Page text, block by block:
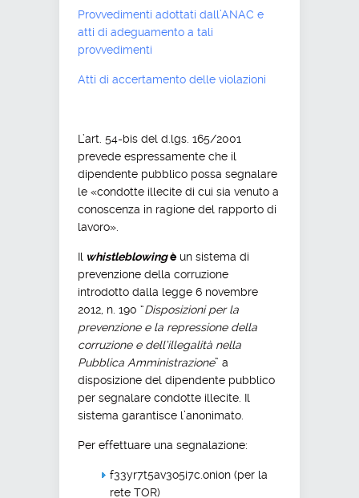
Provvedimenti adottati dall’ANAC e
atti di adeguamento a tali
provvedimenti
Atti di accertamento delle violazioni
L’art. 54-bis del d.lgs. 165/2001
prevede espressamente che il
dipendente pubblico possa segnalare
le «condotte illecite di cui sia venuto a
conoscenza in ragione del rapporto di
lavoro».
Il whistleblowingèun sistema di
prevenzione della corruzione
introdotto dalla legge 6 novembre
2012, n. 190 “Disposizioni per la
prevenzione e la repressione della
corruzione e dell’illegalità nella
Pubblica Amministrazione” a
disposizione del dipendente pubblico
per segnalare condotte illecite. Il
sistema garantisce l’anonimato.
Per effettuare una segnalazione:
f33yr7t5av3o5i7c.onion (per la
rete TOR)